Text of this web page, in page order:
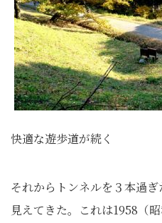
快適な遊歩道が続く
それからトンネルを３本過
見えてきた。これは1958（